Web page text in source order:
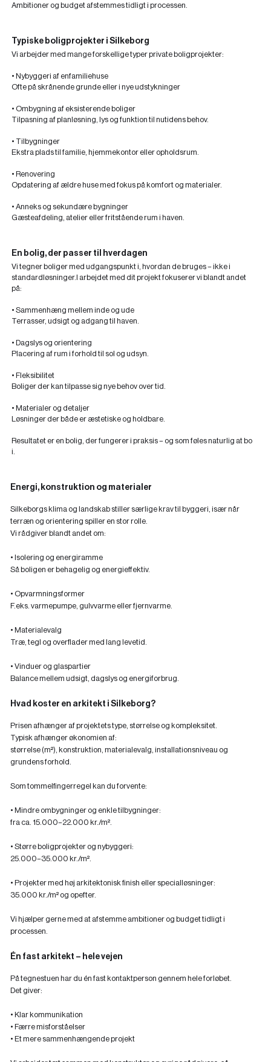
Ambitioner og budget afstemmes tidligt i processen.
Typiske boligprojekter i Silkeborg
Vi arbejder med mange forskellige typer private boligprojekter:
• Nybyggeri af enfamiliehuse
Ofte på skrånende grunde eller i nye udstykninger
• Ombygning af eksisterende boliger
Tilpasning af planløsning, lys og funktion til nutidens behov.
• Tilbygninger
Ekstra plads til familie, hjemmekontor eller opholdsrum.
• Renovering
Opdatering af ældre huse med fokus på komfort og materialer.
• Anneks og sekundære bygninger
Gæsteafdeling, atelier eller fritstående rum i haven.
En bolig, der passer til hverdagen
Vi tegner boliger med udgangspunkt i, hvordan de bruges – ikke i
standardløsninger.I arbejdet med dit projekt fokuserer vi blandt andet
på:
• Sammenhæng mellem inde og ude
Terrasser, udsigt og adgang til haven.
• Dagslys og orientering
Placering af rum i forhold til sol og udsyn.
• Fleksibilitet
Boliger der kan tilpasse sig nye behov over tid.
• Materialer og detaljer
Løsninger der både er æstetiske og holdbare.
Resultatet er en bolig, der fungerer i praksis – og som føles naturlig at bo
i.
Energi, konstruktion og materialer
Silkeborgs klima og landskab stiller særlige krav til byggeri, især når
terræn og orientering spiller en stor rolle.
Vi rådgiver blandt andet om:
• Isolering og energiramme
Så boligen er behagelig og energieffektiv.
• Opvarmningsformer
F.eks. varmepumpe, gulvvarme eller fjernvarme.
• Materialevalg
Træ, tegl og overflader med lang levetid.
• Vinduer og glaspartier
Balance mellem udsigt, dagslys og energiforbrug.
Hvad koster en arkitekt i Silkeborg?
Prisen afhænger af projektets type, størrelse og kompleksitet.
Typisk afhænger økonomien af:
størrelse (m²), konstruktion, materialevalg, installationsniveau og
grundens forhold.
Som tommelfingerregel kan du forvente:
• Mindre ombygninger og enkle tilbygninger:
fra ca. 15.000–22.000 kr./m².
• Større boligprojekter og nybyggeri:
25.000–35.000 kr./m².
• Projekter med høj arkitektonisk finish eller specialløsninger:
35.000 kr./m² og opefter.
Vi hjælper gerne med at afstemme ambitioner og budget tidligt i
processen.
Én fast arkitekt – hele vejen
På tegnestuen har du én fast kontaktperson gennem hele forløbet.
Det giver:
• Klar kommunikation
• Færre misforståelser
• Et mere sammenhængende projekt